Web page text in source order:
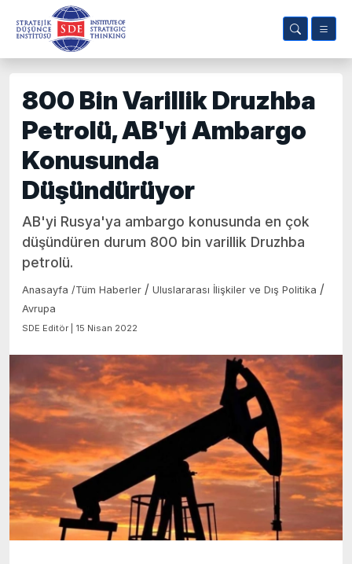
800 Bin Varillik Druzhba
Petrolü, AB'yi Ambargo
Konusunda
Düşündürüyor
AB'yi Rusya'ya ambargo konusunda en çok
düşündüren durum 800 bin varillik Druzhba
petrolü.
Anasayfa /Tüm Haberler / Uluslararası İlişkiler ve Dış Politika /
Avrupa
SDE Editör | 15 Nisan 2022